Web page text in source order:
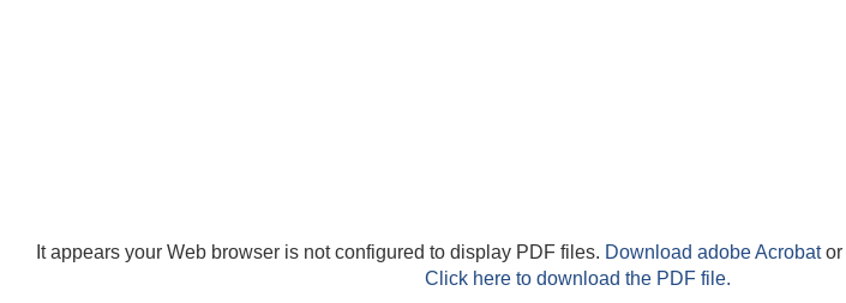
It appears your Web browser is not configured to display PDF files. Download adobe Acrobator
Click here to download the PDF file.